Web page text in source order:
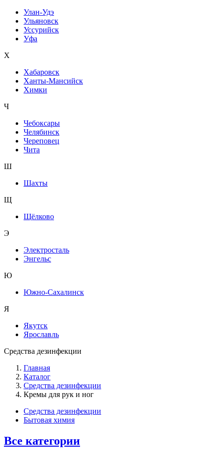
Улан-Удэ
Ульяновск
Уссурийск
Уфа
Х
Хабаровск
Ханты-Мансийск
Химки
Ч
Чебоксары
Челябинск
Череповец
Чита
Ш
Шахты
Щ
Щёлково
Э
Электросталь
Энгельс
Ю
Южно-Сахалинск
Я
Якутск
Ярославль
Средства дезинфекции
Главная
Каталог
Средства дезинфекции
Кремы для рук и ног
Средства дезинфекции
Бытовая химия
Все категории